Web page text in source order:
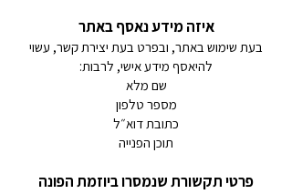
איזה מידע נאסף באתר
בעת שימוש באתר, ובפרט בעת יצירת קשר, עשוי
להיאסף מידע אישי, לרבות:
שם מלא
מספר טלפון
כתובת דוא״ל
תוכן הפנייה
פרטי תקשורת שנמסרו ביוזמת הפונה